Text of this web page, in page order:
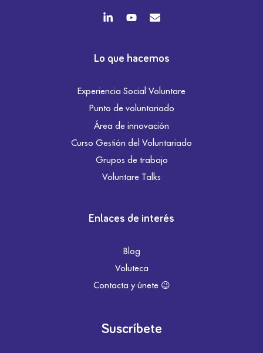
Lo que hacemos
Experiencia Social Voluntare
Punto de voluntariado
Área de innovación
Curso Gestión del Voluntariado
Grupos de trabajo
Voluntare Talks
Enlaces de interés
Blog
Voluteca
Contacta y únete 😉
Suscríbete